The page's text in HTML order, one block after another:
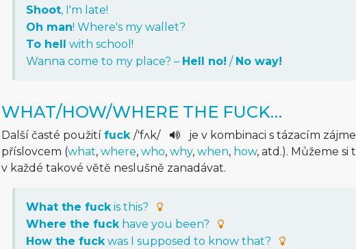
Shoot, I'm late!
Oh man! Where's my wallet?
To hell with school!
Wanna come to my place? – Hell no! / No way!
WHAT/HOW/WHERE THE FUCK…
Další časté použití fuck /'fʌk/
je v kombinaci s tázacím
příslovcem (what, where, who, why, when, how, atd.). Můžeme si
v každé takové větě neslušně zanadávat.
What the fuckis this?
Where the fuckhave you been?
How the fuckwas I supposed to know that?